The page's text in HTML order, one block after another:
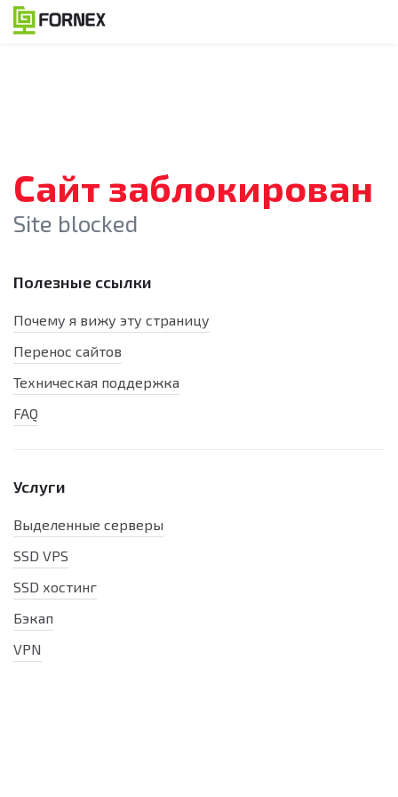
Сайт заблокирован
Site blocked
Полезные ссылки
Почему я вижу эту страницу
Перенос сайтов
Техническая поддержка
FAQ
Услуги
Выделенные серверы
SSD VPS
SSD хостинг
Бэкап
VPN